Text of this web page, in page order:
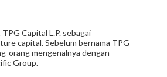
Capital L.P. sebagai
capital. Sebelum bernama TPG
orang mengenalnya dengan
Group.